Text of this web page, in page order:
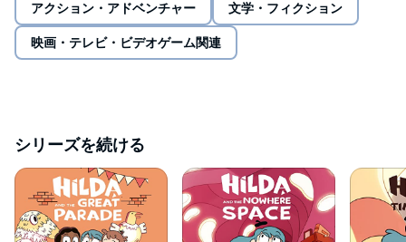
Sanchia McCormack as Hilda’s mum
Ako Mitchell as Woodman
Also featuring:
Wes Venn as Twig, Elf 1, and Trolls
Rob Rackstraw as Elf Mayor, and Elf King
アクション・アドベンチャー 文学・フィクション
映画・テレビ・ビデオゲーム関連
シリーズを続ける